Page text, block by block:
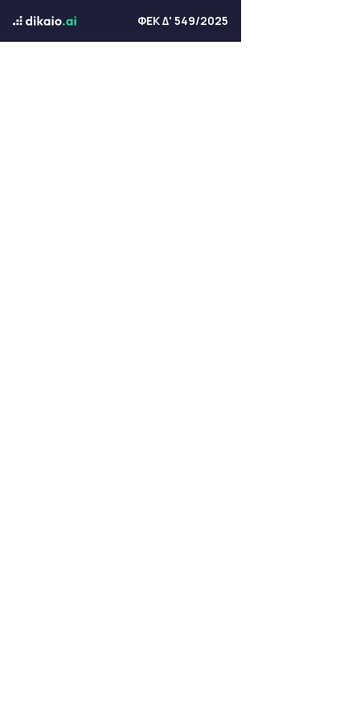
ΦΕΚ Δ' 549/2025